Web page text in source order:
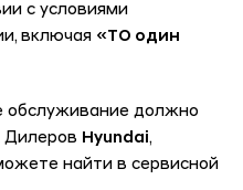
с условиями
включая «ТО один
обслуживание должно
Дилеров Hyundai,
найти в сервисной